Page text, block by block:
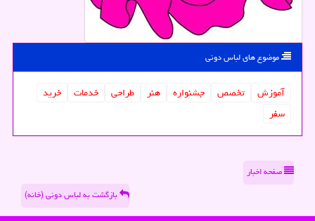
موضوع های لباس دونی
آموزش تخصص جشنواره هنر طراحی خدمات
خرید
سفر
صفحه اخبار
بازگشت به لباس دونی (خانه)